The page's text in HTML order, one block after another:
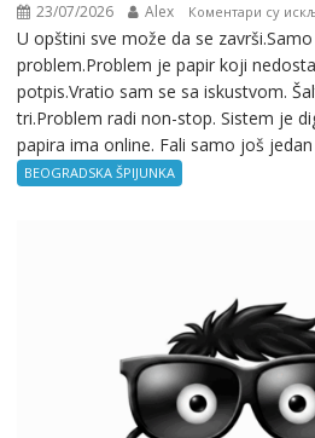
23/07/2026 Alex Коментари су
U opštini sve može da se
problem.Problem je papir koji
potpis.Vratio sam se sa iskustvom.
tri.Problem radi non-stop. Sistem je
papira ima online. Fali samo još
BEOGRADSKA ŠPIJUNKA